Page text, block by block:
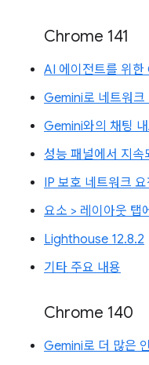
Chrome 141
AI 에이전트를 위
Gemini로 네트워크
Gemini와의 채팅 내
성능 패널에서 지속
IP 보호 네트워크
요소 > 레이아웃 탭
Lighthouse 12.8.2
기타 주요 내용
Chrome 140
Gemini로 더 많은